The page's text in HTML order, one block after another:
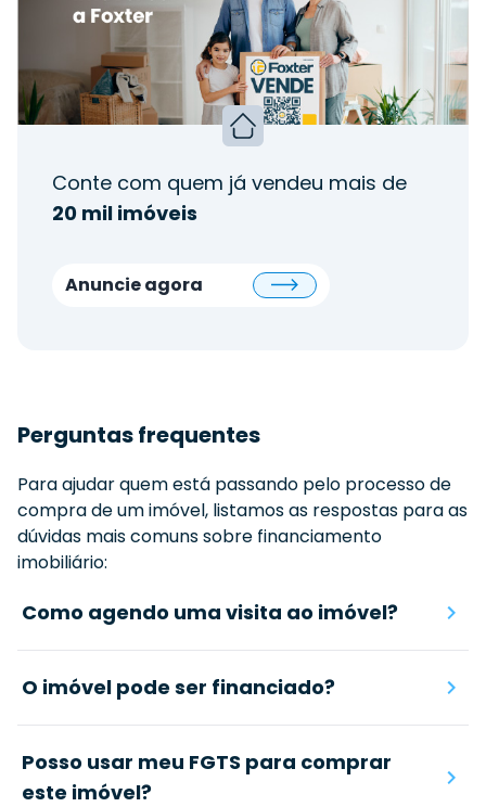
Conte com quem já vendeu mais de
20 mil imóveis
Anuncie agora
Perguntas frequentes
Para ajudar quem está passando pelo processo de
compra de um imóvel, listamos as respostas para as
dúvidas mais comuns sobre financiamento
imobiliário:
Como agendo uma visita ao imóvel?
O imóvel pode ser financiado?
Posso usar meu FGTS para comprar
este imóvel?